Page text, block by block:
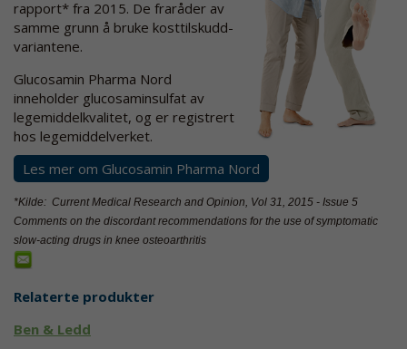
rapport* fra 2015. De fraråder av
samme grunn å bruke kosttilskudd-
variantene.
Glucosamin Pharma Nord
inneholder glucosaminsulfat av
legemiddelkvalitet, og er registrert
hos legemiddelverket.
Les mer om Glucosamin Pharma Nord
*Kilde: Current Medical Research and Opinion, Vol 31, 2015 - Issue 5
Comments on the discordant recommendations for the use of symptomatic
slow-acting drugs in knee osteoarthritis
Relaterte produkter
Ben & Ledd